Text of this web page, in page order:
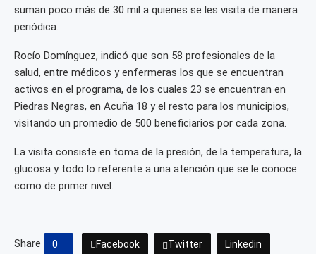
suman poco más de 30 mil a quienes se les visita de manera
periódica.
Rocío Domínguez, indicó que son 58 profesionales de la
salud, entre médicos y enfermeras los que se encuentran
activos en el programa, de los cuales 23 se encuentran en
Piedras Negras, en Acuña 18 y el resto para los municipios,
visitando un promedio de 500 beneficiarios por cada zona.
La visita consiste en toma de la presión, de la temperatura, la
glucosa y todo lo referente a una atención que se le conoce
como de primer nivel.
Share 0 Facebook Twitter Linkedin